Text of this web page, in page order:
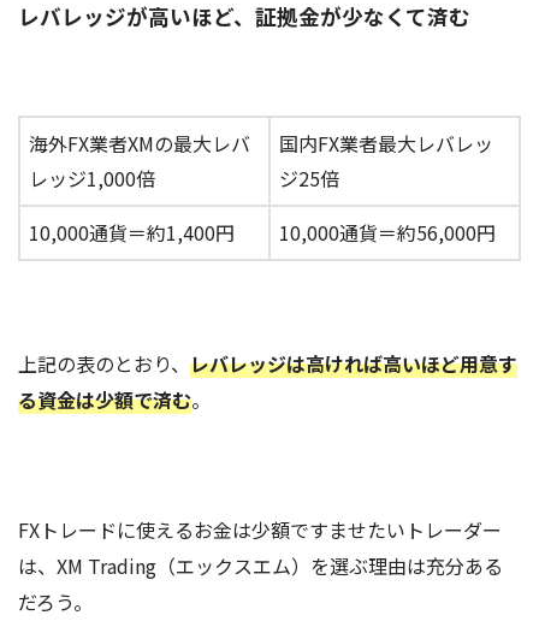
レバレッジが高いほど、証拠金が少なくて済む
海外FX業者XMの最大レバ
レッジ1,000倍
国内FX業者最大レバレッ
ジ25倍
10,000通貨＝約1,400円
10,000通貨＝約56,000円
上記の表のとおり、 レバレッジは高ければ高いほど用意す
る資金は少額で済む。
FXトレードに使えるお金は少額ですませたいトレーダー
は、XM Trading（エックスエム）を選ぶ理由は充分ある
だろう。